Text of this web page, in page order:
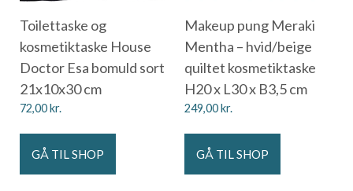
Toilettaske og
kosmetiktaske House
Doctor Esa bomuld sort
21x10x30 cm
72,00kr.
GÅ TIL SHOP
Makeup pung Meraki
Mentha – hvid/beige
quiltet kosmetiktaske
H20 x L30 x B3,5 cm
249,00kr.
GÅ TIL SHOP